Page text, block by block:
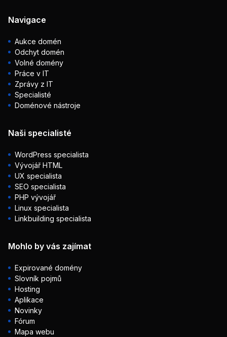
Navigace
Aukce domén
Odchyt domén
Volné domény
Práce v IT
Zprávy z IT
Specialisté
Doménové nástroje
Naši specialisté
WordPress specialista
Vývojář HTML
UX specialista
SEO specialista
PHP vývojář
Linux specialista
Linkbuilding specialista
Mohlo by vás zajímat
Expirované domény
Slovník pojmů
Hosting
Aplikace
Novinky
Fórum
Mapa webu